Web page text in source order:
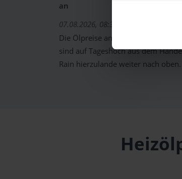
an
07.08.2026, 08:37 Uhr
Die Ölpreise an den
sind auf Tageshoch aus dem
Rain hierzulande weiter nach oben.